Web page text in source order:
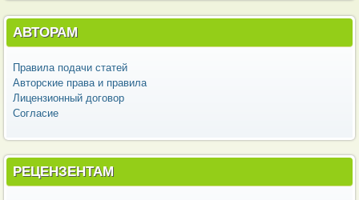
АВТОРАМ
Правила подачи статей
Авторские права и правила
Лицензионный договор
Согласие
РЕЦЕНЗЕНТАМ